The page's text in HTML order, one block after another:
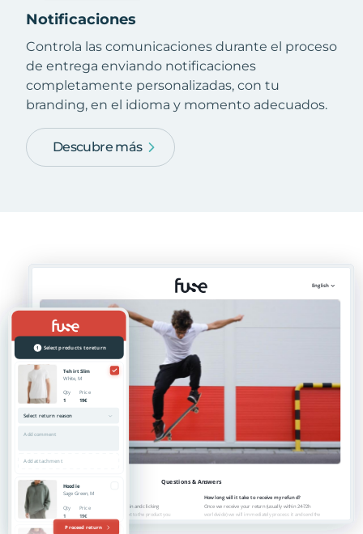
Notificaciones
Controla las comunicaciones durante el proceso
de entrega enviando notificaciones
completamente personalizadas, con tu
branding, en el idioma y momento adecuados.
Descubre más